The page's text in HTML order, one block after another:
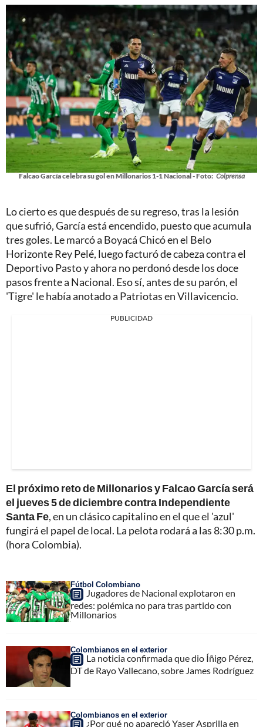
Falcao García celebra su gol en Millonarios 1-1 Nacional - Foto: Colprensa
Lo cierto es que después de su regreso, tras la lesión
que sufrió, García está encendido, puesto que acumula
tres goles. Le marcó a Boyacá Chicó en el Belo
Horizonte Rey Pelé, luego facturó de cabeza contra el
Deportivo Pasto y ahora no perdonó desde los doce
pasos frente a Nacional. Eso sí, antes de su parón, el
'Tigre' le había anotado a Patriotas en Villavicencio.
PUBLICIDAD
El próximo reto de Millonarios y Falcao García será
el jueves 5 de diciembre contra Independiente
Santa Fe, en un clásico capitalino en el que el 'azul'
fungirá el papel de local. La pelota rodará a las 8:30 p.m.
(hora Colombia).
Fútbol Colombiano
Jugadores de Nacional explotaron en
redes: polémica no para tras partido con
Millonarios
Colombianos en el exterior
La noticia confirmada que dio Íñigo Pérez,
DT de Rayo Vallecano, sobre James Rodríguez
Colombianos en el exterior
¿Por qué no apareció Yaser Asprilla en